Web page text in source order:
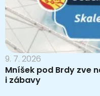
9. 7. 2026
Mníšek pod Brdy zve
i zábavy